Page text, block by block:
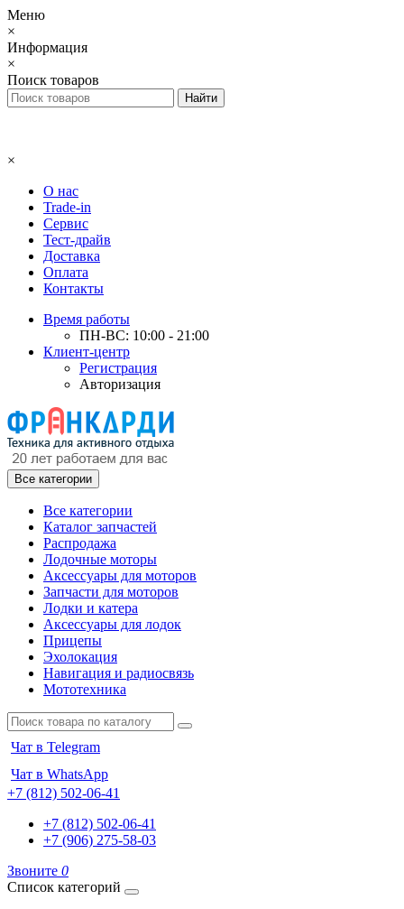
Меню
×
Информация
×
Поиск товаров
×
О нас
Trade-in
Сервис
Тест-драйв
Доставка
Оплата
Контакты
Время работы
ПН-ВС: 10:00 - 21:00
Клиент-центр
Регистрация
Авторизация
Все категории
Все категории
Каталог запчастей
Распродажа
Лодочные моторы
Аксессуары для моторов
Запчасти для моторов
Лодки и катера
Аксессуары для лодок
Прицепы
Эхолокация
Навигация и радиосвязь
Мототехника
Чат в Telegram
Чат в WhatsApp
+7 (812) 502-06-41
+7 (812) 502-06-41
+7 (906) 275-58-03
Звоните 0
Список категорий